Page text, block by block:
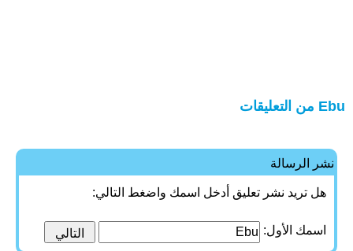
Ebu من التعليقات
نشر الرسالة
هل تريد نشر تعليق أدخل اسمك واضغط التالي:
اسمك الأول: